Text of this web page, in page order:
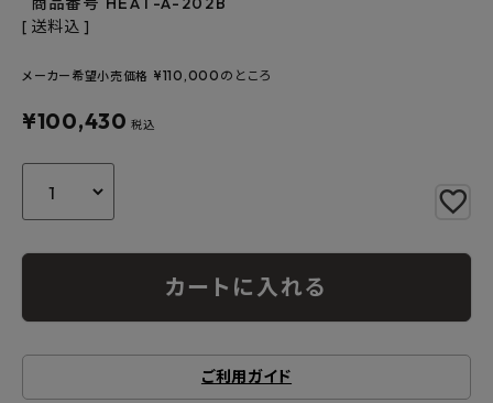
特定商取引法について
プライバシーポリシー
送料込
メーカー希望小売価格 ¥110,000 のところ
¥100,430 税込
カートに入れる
ご利用ガイド